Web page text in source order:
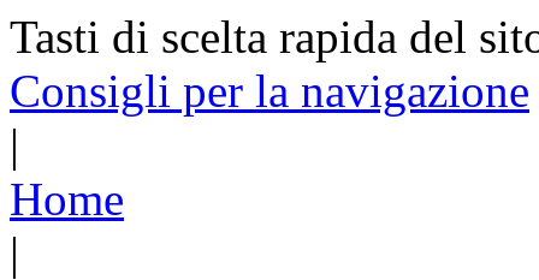
Tasti di scelta rapida del
Consigli per la navigazione
|
Home
|